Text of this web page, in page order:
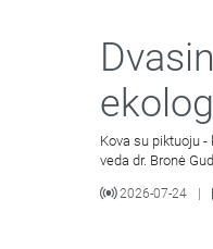
Kova su piktuoju
veda dr. Bronė
2026-07-24